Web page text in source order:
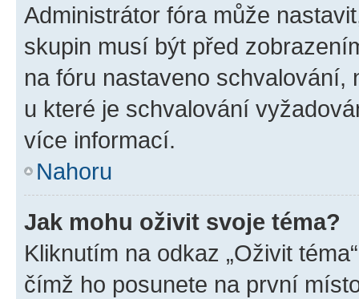
Administrátor fóra může
skupin musí být před
na fóru nastaveno schvalování,
u které je schvalování
více informací.
Nahoru
Jak mohu oživit svoje téma?
Kliknutím na odkaz „Oživit
čímž ho posunete na první